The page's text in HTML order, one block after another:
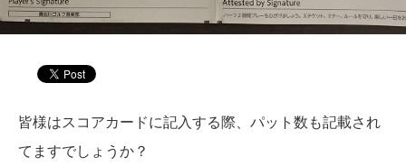
皆様はスコアカードに記入する際、パット数も記載され
てますでしょうか？